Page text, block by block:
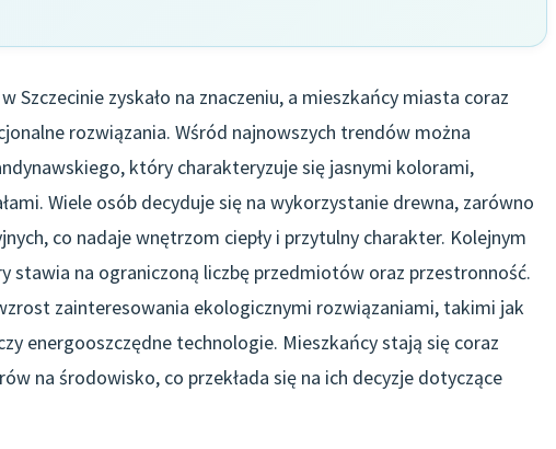
zyskało na znaczeniu, a mieszkańcy miasta coraz
rozwiązania. Wśród najnowszych trendów można
który charakteryzuje się jasnymi kolorami,
Wiele osób decyduje się na wykorzystanie drewna, zarówno
co nadaje wnętrzom ciepły i przytulny charakter. Kolejnym
na ograniczoną liczbę przedmiotów oraz przestronność.
zainteresowania ekologicznymi rozwiązaniami, takimi jak
energooszczędne technologie. Mieszkańcy stają się coraz
na środowisko, co przekłada się na ich decyzje dotyczące